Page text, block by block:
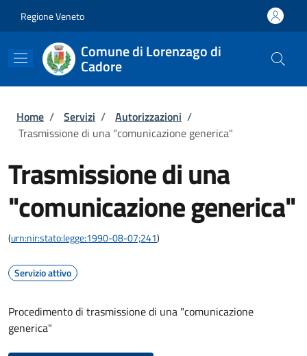
Regione Veneto
Comune di Lorenzago di
Cadore
Briciole di pane
Home / Servizi / Autorizzazioni /
Trasmissione di una "comunicazione generica"
Trasmissione di una
"comunicazione generica"
(urn:nir:stato:legge:1990-08-07;241)
Servizio attivo
Procedimento di trasmissione di una "comunicazione
generica"